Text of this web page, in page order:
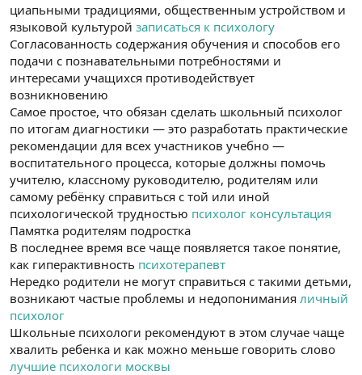
циапьными традициями, общественным устройством и
языковой культурой записаться к психологу
Согласованность содержания обучения и способов его
подачи с познавательными потребностями и
интересами учащихся противодействует
возникновению
Самое простое, что обязан сделать школьный психолог
по итогам диагностики — это разработать практические
рекомендации для всех участников учебно —
воспитательного процесса, которые должны помочь
учителю, классному руководителю, родителям или
самому ребёнку справиться с той или иной
психологической трудностью психолог консультация
Памятка родителям подростка
В последнее время все чаще появляется такое понятие,
как гиперактивность психотерапевт
Нередко родители не могут справиться с такими детьми,
возникают частые проблемы и недопонимания личный
психолог
Школьные психологи рекомендуют в этом случае чаще
хвалить ребенка и как можно меньше говорить слово
лучшие психологи москвы